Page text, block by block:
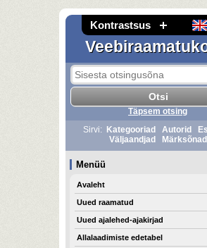
Kontrastsus
Täpsem otsing
Sirvi:
Kategooriad Autorid
Väljaandjad
Märksõnad
Menüü
Avaleht
Uued raamatud
Uued ajalehed-ajakirjad
Allalaadimiste edetabel